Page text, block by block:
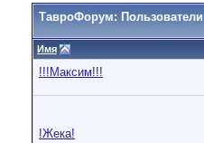
ТавроФорум: Пользователи
Имя
!!!Максим!!!
!Жека!